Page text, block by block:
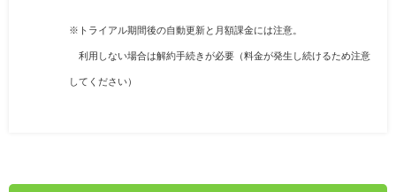
※トライアル期間後の自動更新と月額課金には注意。
利用しない場合は解約手続きが必要（料金が発生し続けるため注意
してください）